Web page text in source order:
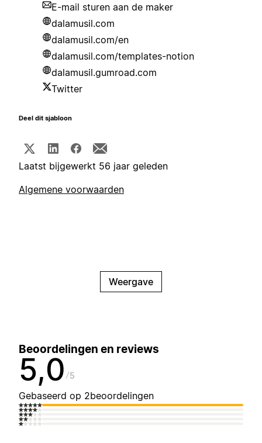
E-mail sturen aan de maker
dalamusil.com
dalamusil.com/en
dalamusil.com/templates-notion
dalamusil.gumroad.com
Twitter
Deel dit sjabloon
Laatst bijgewerkt 56 jaar geleden
Algemene voorwaarden
Weergave
Beoordelingen en reviews
5,0 5
Gebaseerd op 2beoordelingen